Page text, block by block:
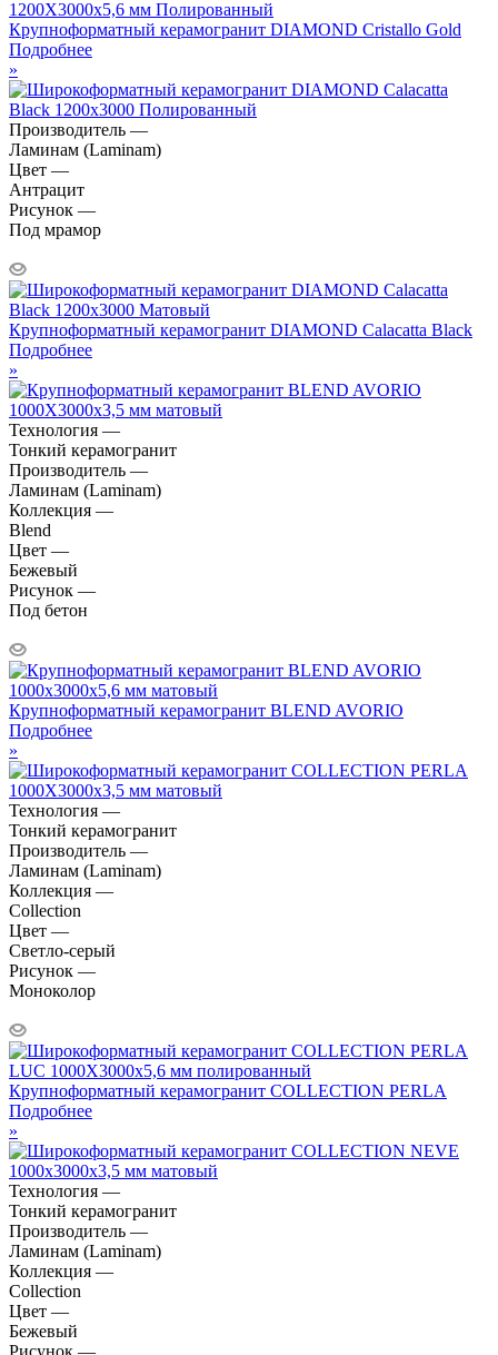
Крупноформатный керамогранит DIAMOND Cristallo Gold
Подробнее
»
Производитель —
Ламинам (Laminam)
Цвет —
Антрацит
Рисунок —
Под мрамор
Крупноформатный керамогранит DIAMOND Calacatta Black
Подробнее
»
Технология —
Тонкий керамогранит
Производитель —
Ламинам (Laminam)
Коллекция —
Blend
Цвет —
Бежевый
Рисунок —
Под бетон
Крупноформатный керамогранит BLEND AVORIO
Подробнее
»
Технология —
Тонкий керамогранит
Производитель —
Ламинам (Laminam)
Коллекция —
Collection
Цвет —
Светло-серый
Рисунок —
Моноколор
Крупноформатный керамогранит COLLECTION PERLA
Подробнее
»
Технология —
Тонкий керамогранит
Производитель —
Ламинам (Laminam)
Коллекция —
Collection
Цвет —
Бежевый
Рисунок —